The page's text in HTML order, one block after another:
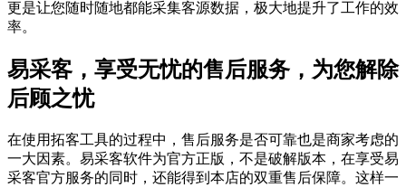
更是让您随时随地都能采集客源数据，极大地提升了工作的效
率。
易采客，享受无忧的售后服务，为您解除
后顾之忧
在使用拓客工具的过程中，售后服务是否可靠也是商家考虑的
一大因素。易采客软件为官方正版，不是破解版本，在享受易
采客官方服务的同时，还能得到本店的双重售后保障。这样一